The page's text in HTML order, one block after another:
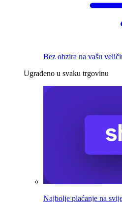
Bez obzira na vašu
Ugrađeno u svaku trgovinu
Najbolje plaćanje na